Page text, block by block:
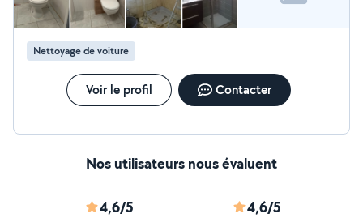
Nettoyage de voiture
Voir le profil Contacter
Nos utilisateurs nous évaluent
4,6/5 4,6/5